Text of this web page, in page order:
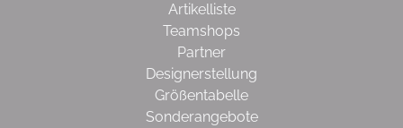
Artikelliste
Teamshops
Partner
Designerstellung
Größentabelle
Sonderangebote